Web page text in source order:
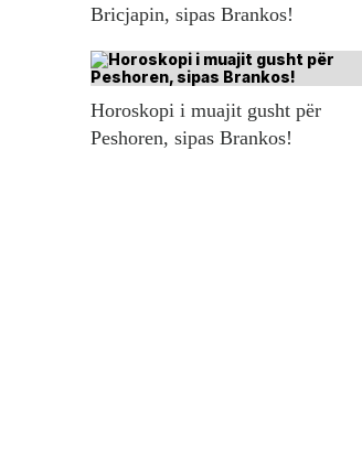
Bricjapin, sipas Brankos!
Horoskopi i muajit gusht për
Peshoren, sipas Brankos!